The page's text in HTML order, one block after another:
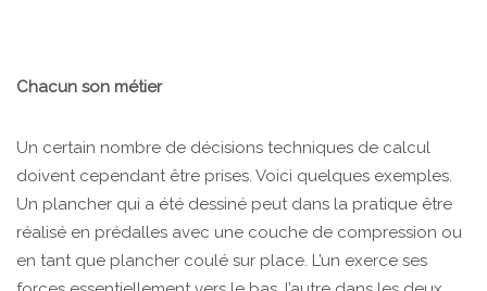
Chacun son métier
Un certain nombre de décisions techniques de calcul
doivent cependant être prises. Voici quelques exemples.
Un plancher qui a été dessiné peut dans la pratique être
réalisé en prédalles avec une couche de compression ou
en tant que plancher coulé sur place. L’un exerce ses